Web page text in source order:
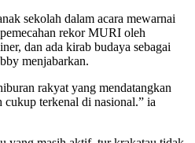
sekolah dalam acara mewarnai
rekor MURI oleh
dan ada kirab budaya sebagai
menjabarkan.
rakyat yang mendatangkan
cukup terkenal di nasional.” ia